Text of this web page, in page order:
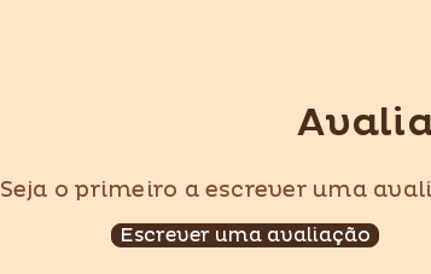
Compartilhar
Seja o primeiro a escrever uma
Escrever uma avaliação